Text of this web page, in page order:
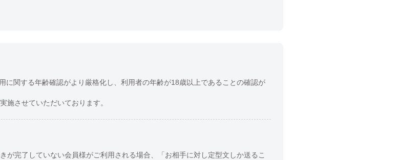
に関する年齢確認がより厳格化し、利用者の年齢が18歳以上であることの確認が
施させていただいております。
が完了していない会員様がご利用される場合、「お相手に対し定型文しか送るこ